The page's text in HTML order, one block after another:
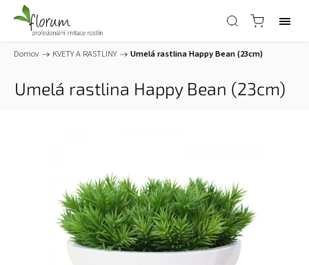
Domov / KVETY A RASTLINY / Umelá rastlina Happy Bean (23cm)
Umelá rastlina Happy Bean (23cm)